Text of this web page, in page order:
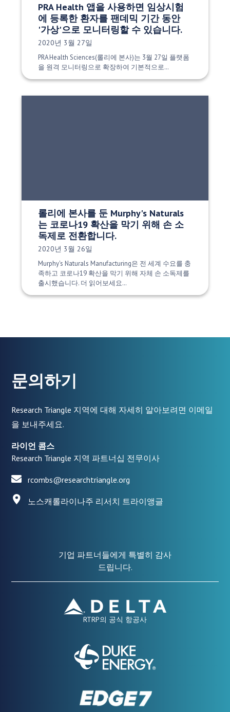
PRA Health 앱을 사용하면 임상시험
에 등록한 환자를 팬데믹 기간 동안
'가상'으로 모니터링할 수 있습니다.
게시 날짜:
2020년 3월 27일
PRA Health Sciences(롤리에 본사)는 3월 27일 플랫폼
을 원격 모니터링으로 확장하여 기본적으로…
롤리에 본사를 둔 Murphy's Naturals
는 코로나19 확산을 막기 위해 손 소
독제로 전환합니다.
게시 날짜:
2020년 3월 26일
Murphy's Naturals Manufacturing은 전 세계 수요를 충
족하고 코로나19 확산을 막기 위해 자체 손 소독제를
출시했습니다. 더 읽어보세요…
문의하기
Research Triangle 지역에 대해 자세히 알아보려면 이메일
을 보내주세요.
라이언 콤스
Research Triangle 지역 파트너십 전무이사
rcombs@researchtriangle.org
노스캐롤라이나주 리서치 트라이앵글
기업 파트너들에게 특별히 감사
드립니다.
RTRP의 공식 항공사